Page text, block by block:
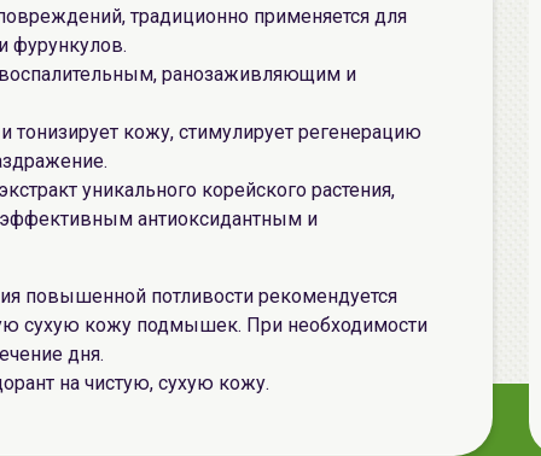
традиционно применяется для
фурункулов.
ранозаживляющим и
тонизирует кожу, стимулирует регенерацию
уникального корейского растения,
антиоксидантным и
повышенной потливости рекомендуется
сухую кожу подмышек. При необходимости
дня.
на чистую, сухую кожу.